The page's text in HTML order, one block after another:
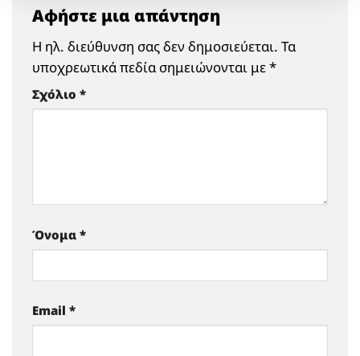
Αφήστε μια απάντηση
Η ηλ. διεύθυνση σας δεν δημοσιεύεται. Τα
υποχρεωτικά πεδία σημειώνονται με*
Σχόλιο *
Όνομα *
Email *